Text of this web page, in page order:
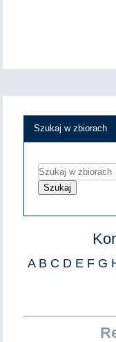
Szukaj w zbiorach
A B C D E F G